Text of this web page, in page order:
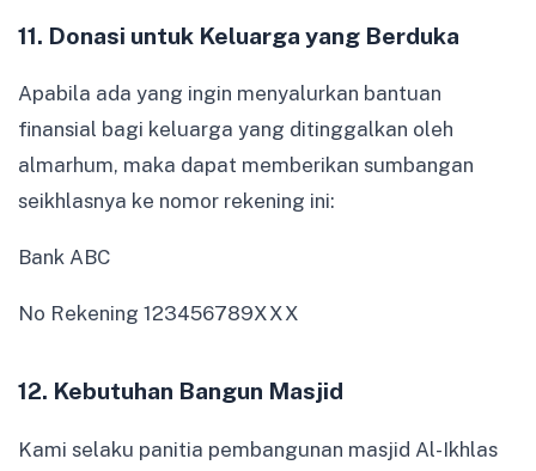
11. Donasi untuk Keluarga yang Berduka
Apabila ada yang ingin menyalurkan bantuan
finansial bagi keluarga yang ditinggalkan oleh
almarhum, maka dapat memberikan sumbangan
seikhlasnya ke nomor rekening ini:
Bank ABC
No Rekening 123456789XXX
12. Kebutuhan Bangun Masjid
Kami selaku panitia pembangunan masjid Al-Ikhlas